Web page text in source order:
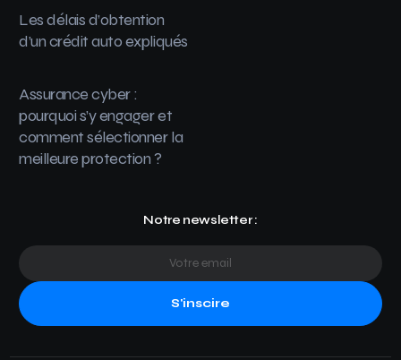
Les délais d’obtention
d’un crédit auto expliqués
Assurance cyber :
pourquoi s’y engager et
comment sélectionner la
meilleure protection ?
Notre newsletter :
S'inscire